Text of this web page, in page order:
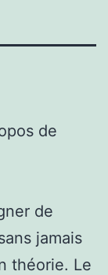
de
de
jamais
théorie. Le